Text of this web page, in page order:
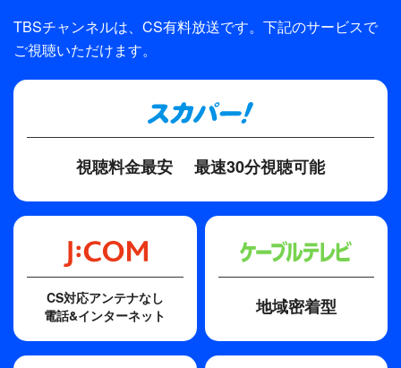
脚本
持地佑季子
「青と夏」（ユニバーサルミュージック／EMI Records）
Mrs. GREEN APPLE
【挿入歌】Mrs. GREEN APPLE「点描の唄（feat.井上苑
子）」（ユニバーサルミュージック／EMI Records）
TBSチャンネルは、CS有料放送です。下記のサービスで
ご視聴いただけます。
視聴料金最安 最速30分視聴可能
CS対応アンテナなし
電話&インターネット
地域密着型